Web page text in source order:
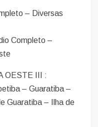
– Diversas
Completo –
OESTE III :
– Guaratiba –
Guaratiba – Ilha de